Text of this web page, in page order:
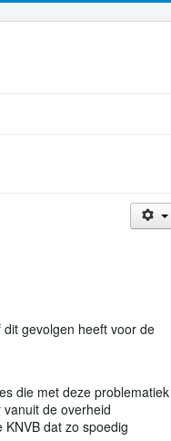
gevolgen heeft voor de
die met deze problematiek
de overheid
KNVB dat zo spoedig